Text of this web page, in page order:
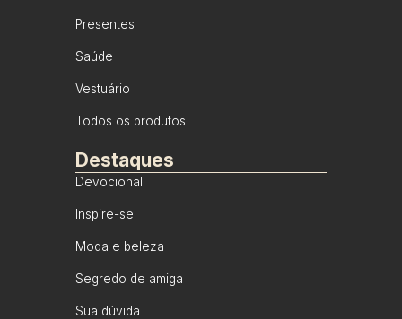
Presentes
Saúde
Vestuário
Todos os produtos
Destaques
Devocional
Inspire-se!
Moda e beleza
Segredo de amiga
Sua dúvida